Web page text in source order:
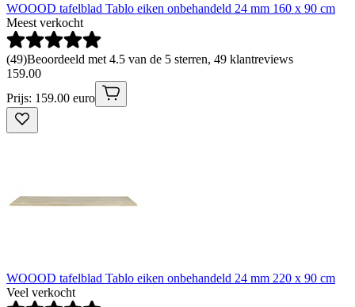
WOOOD tafelblad Tablo eiken onbehandeld 24 mm 160 x 90 cm
Meest verkocht
(49)Beoordeeld met 4.5 van de 5 sterren, 49 klantreviews
159.00
Prijs: 159.00 euro
WOOOD tafelblad Tablo eiken onbehandeld 24 mm 220 x 90 cm
Veel verkocht